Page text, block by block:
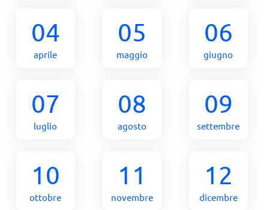
04
aprile
05
maggio
06
giugno
07
luglio
08
agosto
09
settembre
10
ottobre
11
novembre
12
dicembre